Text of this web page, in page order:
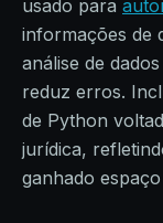
usado para
informações de
análise de
reduz erros.
de Python
jurídica,
ganhado